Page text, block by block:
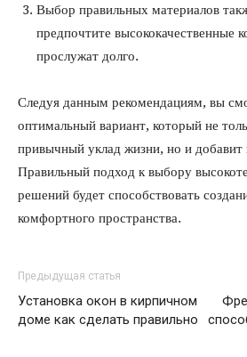
Выбор правильных материалов
предпочтите высококачественные
прослужат долго.
Следуя данным рекомендациям, вы
оптимальный вариант, который не
привычный уклад жизни, но и добавит
Правильный подход к выбору
решений будет способствовать
комфортного пространства.
Предыдущая статья
Установка окон в кирпичном
доме как сделать правильно